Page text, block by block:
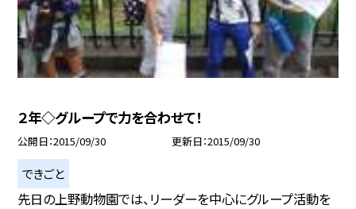
２年◇グループで力を合わせて！
公開日 2015/09/30 更新日 2015/09/30
できごと
先日の上野動物園では、リーダーを中心にグループ活動を